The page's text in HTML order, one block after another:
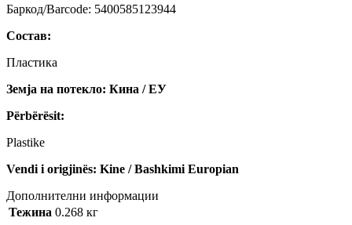
Баркод/Barcode: 5400585123944
Состав:
Пластика
Земја на потекло: Кина / ЕУ
Përbërësit:
Plastike
Vendi i origjinës: Kine / Bashkimi Europian
Дополнителни информации
Тежина 0.268 кг